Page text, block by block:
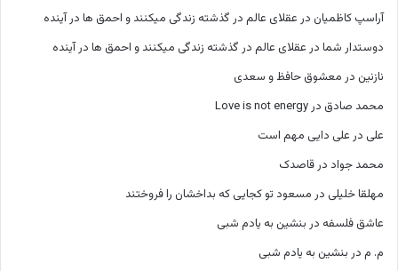
آراسپ کاظمیان در عقلای عالم در گذشته زندگی میکنند و احمق ها در آینده
دوستدار شما در عقلای عالم در گذشته زندگی میکنند و احمق ها در آینده
نازنین در معشوق حافظ و سعدی
محمد صادق درLove is not energy
علی در علی دایی مهم است
محمد جواد درقاصدک
مهلقا خلیلی در مسعود تو کجایی که بداخشان را فروختند
عاشق فلسفه در بنشین به یادم شبی
م. م در بنشین به یادم شبی